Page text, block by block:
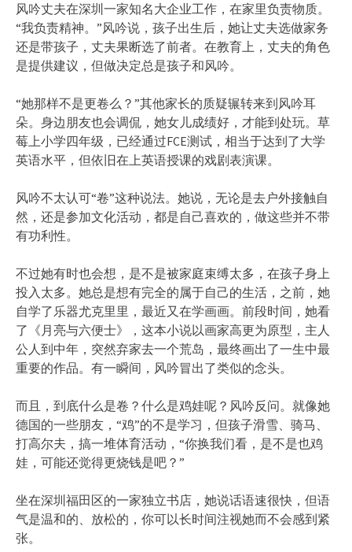
风吟丈夫在深圳一家知名大企业工作，在家里负责物质。
“我负责精神。”风吟说，孩子出生后，她让丈夫选做家务
还是带孩子，丈夫果断选了前者。在教育上，丈夫的角色
是提供建议，但做决定总是孩子和风吟。
“她那样不是更卷么？”其他家长的质疑辗转来到风吟耳
朵。身边朋友也会调侃，她女儿成绩好，才能到处玩。草
莓上小学四年级，已经通过FCE测试，相当于达到了大学
英语水平，但依旧在上英语授课的戏剧表演课。
风吟不太认可“卷”这种说法。她说，无论是去户外接触自
然，还是参加文化活动，都是自己喜欢的，做这些并不带
有功利性。
不过她有时也会想，是不是被家庭束缚太多，在孩子身上
投入太多。她总是想有完全的属于自己的生活，之前，她
自学了乐器尤克里里，最近又在学画画。前段时间，她看
了《月亮与六便士》，这本小说以画家高更为原型，主人
公人到中年，突然弃家去一个荒岛，最终画出了一生中最
重要的作品。有一瞬间，风吟冒出了类似的念头。
而且，到底什么是卷？什么是鸡娃呢？风吟反问。就像她
德国的一些朋友，“鸡”的不是学习，但孩子滑雪、骑马、
打高尔夫，搞一堆体育活动，“你换我们看，是不是也鸡
娃，可能还觉得更烧钱是吧？”
坐在深圳福田区的一家独立书店，她说话语速很快，但语
气是温和的、放松的，你可以长时间注视她而不会感到紧
张。